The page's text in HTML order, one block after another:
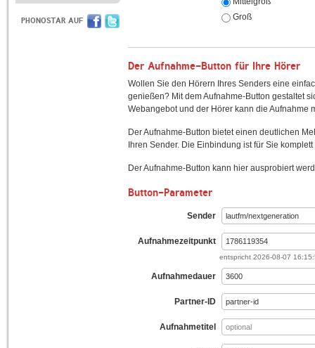
PHONOSTAR AUF
Groß
Der Aufnahme-Button für Ihre Hörer
Wollen Sie den Hörern Ihres Senders eine
genießen? Mit dem Aufnahme-Button gestaltet
Webangebot und der Hörer kann die Aufnahme
Der Aufnahme-Button bietet einen deutlichen
Ihren Sender. Die Einbindung ist für Sie
Der Aufnahme-Button kann hier ausprobiert
Button-Parameter
Sender
Aufnahmezeitpunkt
entspricht 2026-08-07
Aufnahmedauer
Partner-ID
Aufnahmetitel